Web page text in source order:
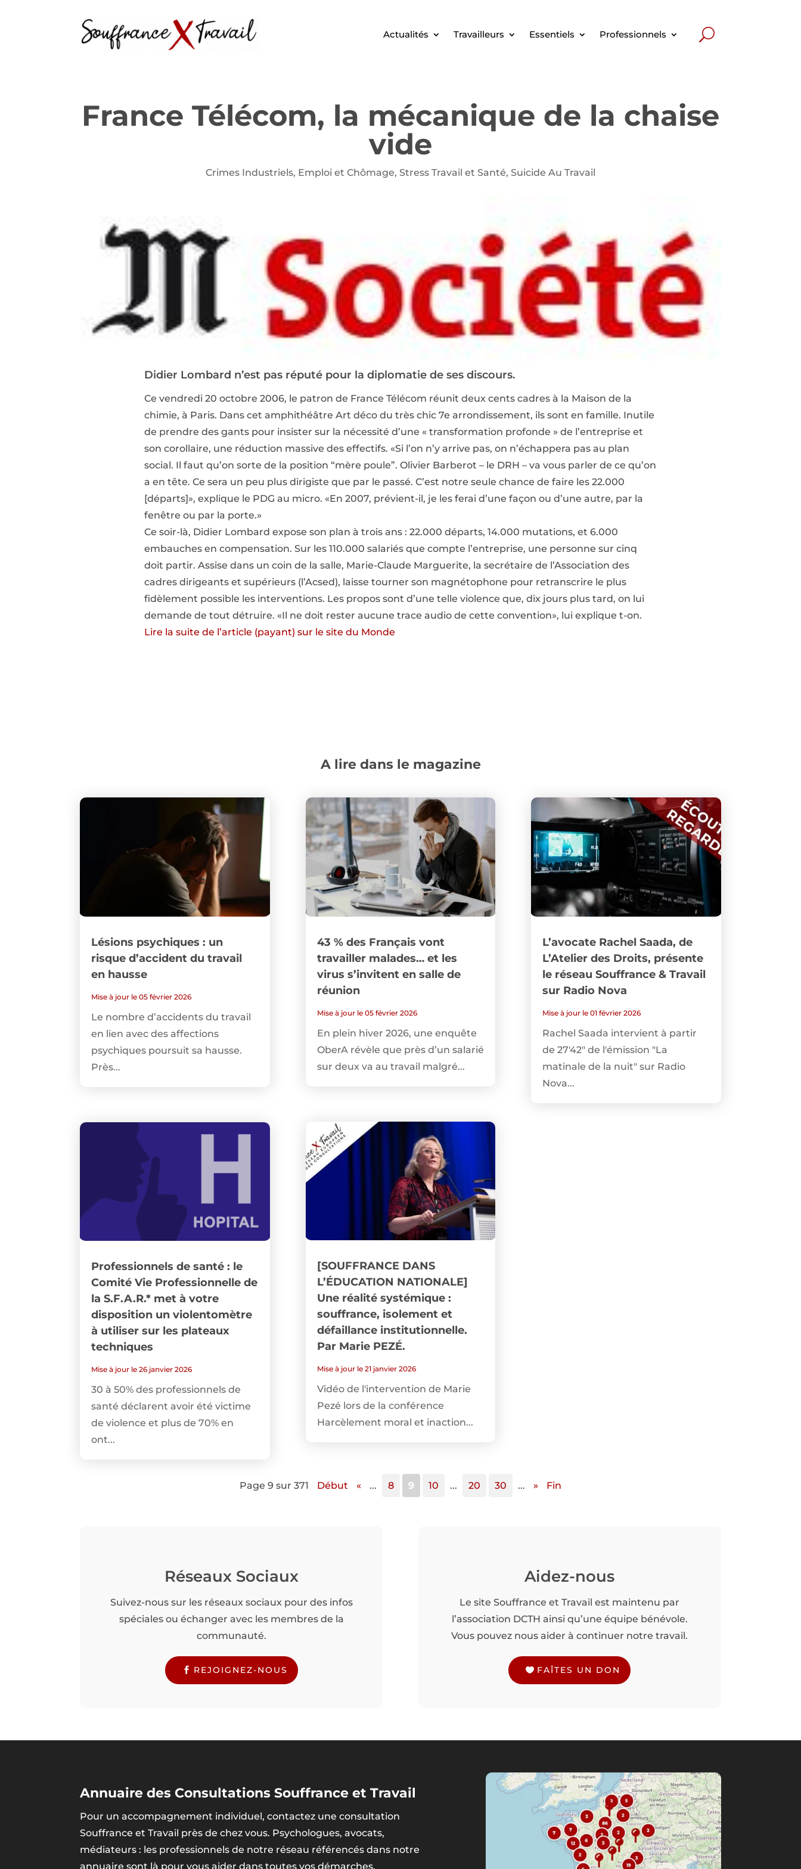
Actualités Travailleurs Essentiels Professionnels
France Télécom, la mécanique de la chaise
vide
Crimes Industriels, Emploi et Chômage, Stress Travail et Santé, Suicide Au Travail
Didier Lombard n’est pas réputé pour la diplomatie de ses discours.
Ce vendredi 20 octobre 2006, le patron de France Télécom réunit deux cents cadres à la Maison de la
chimie, à Paris. Dans cet amphithéâtre Art déco du très chic 7e arrondissement, ils sont en famille. Inutile
de prendre des gants pour insister sur la nécessité d’une « transformation profonde » de l’entreprise et
son corollaire, une réduction massive des effectifs. «Si l’on n’y arrive pas, on n’échappera pas au plan
social. Il faut qu’on sorte de la position “mère poule”. Olivier Barberot – le DRH – va vous parler de ce qu’on
a en tête. Ce sera un peu plus dirigiste que par le passé. C’est notre seule chance de faire les 22.000
[départs]», explique le PDG au micro. «En 2007, prévient-il, je les ferai d’une façon ou d’une autre, par la
fenêtre ou par la porte.»
Ce soir-là, Didier Lombard expose son plan à trois ans : 22.000 départs, 14.000 mutations, et 6.000
embauches en compensation. Sur les 110.000 salariés que compte l’entreprise, une personne sur cinq
doit partir. Assise dans un coin de la salle, Marie-Claude Marguerite, la secrétaire de l’Association des
cadres dirigeants et supérieurs (l’Acsed), laisse tourner son magnétophone pour retranscrire le plus
fidèlement possible les interventions. Les propos sont d’une telle violence que, dix jours plus tard, on lui
demande de tout détruire. «Il ne doit rester aucune trace audio de cette convention», lui explique t-on.
Lire la suite de l’article (payant) sur le site du Monde
A lire dans le magazine
Lésions psychiques : un
risque d’accident du travail
en hausse
Mise à jour le 05 février 2026
Le nombre d’accidents du travail
en lien avec des affections
psychiques poursuit sa hausse.
Près...
Professionnels de santé : le
Comité Vie Professionnelle de
la S.F.A.R.* met à votre
disposition un violentomètre
à utiliser sur les plateaux
techniques
Mise à jour le 26 janvier 2026
30 à 50% des professionnels de
santé déclarent avoir été victime
de violence et plus de 70% en
ont...
43 % des Français vont
travailler malades… et les
virus s’invitent en salle de
réunion
Mise à jour le 05 février 2026
En plein hiver 2026, une enquête
OberA révèle que près d’un salarié
sur deux va au travail malgré...
[SOUFFRANCE DANS
L’ÉDUCATION NATIONALE]
Une réalité systémique :
souffrance, isolement et
défaillance institutionnelle.
Par Marie PEZÉ.
Mise à jour le 21 janvier 2026
Vidéo de l'intervention de Marie
Pezé lors de la conférence
Harcèlement moral et inaction...
L’avocate Rachel Saada, de
L’Atelier des Droits, présente
le réseau Souffrance & Travail
sur Radio Nova
Mise à jour le 01 février 2026
Rachel Saada intervient à partir
de 27'42" de l'émission "La
matinale de la nuit" sur Radio
Nova...
Page 9 sur 371 Début « ... 8 9 10 ... 20 30 ... » Fin
Réseaux Sociaux
Suivez-nous sur les réseaux sociaux pour des infos
spéciales ou échanger avec les membres de la
communauté.
REJOIGNEZ-NOUS
Aidez-nous
Le site Souffrance et Travail est maintenu par
l’association DCTH ainsi qu’une équipe bénévole.
Vous pouvez nous aider à continuer notre travail.
FAÎTES UN DON
Annuaire des Consultations Souffrance et Travail
Pour un accompagnement individuel, contactez une consultation
Souffrance et Travail près de chez vous. Psychologues, avocats,
médiateurs : les professionnels de notre réseau référencés dans notre
annuaire sont là pour vous aider dans toutes vos démarches.